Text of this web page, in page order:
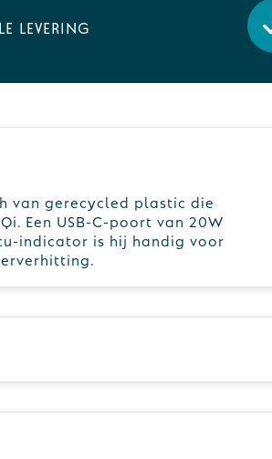
levering
van gerecycled plastic die
Een USB-C-poort van 20W
indicator is hij handig voor